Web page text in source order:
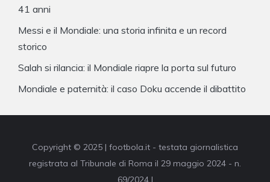
41 anni
Messi e il Mondiale: una storia infinita e un record
storico
Salah si rilancia: il Mondiale riapre la porta sul futuro
Mondiale e paternità: il caso Doku accende il dibattito
Copyright © 2025 | footbola.it - testata giornalistica
registrata al Tribunale di Roma il 29 maggio 2024 - n.
69/2024 |